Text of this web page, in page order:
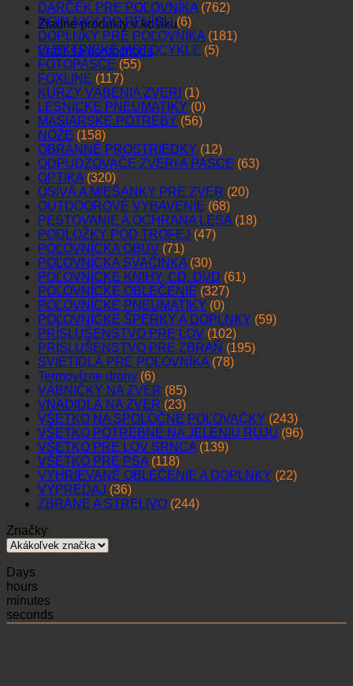
Žiadne produkty v košíku.
Vrátiť sa do obchodu
DARČEK PRE POĽOVNÍKA (762)
DOPLNKY DO REVÍRU (6)
DOPLNKY PRE POĽOVNÍKA (181)
ELEKTRICKÉ MOTOCYKLE (5)
FOTOPASCE (55)
FOXLINE (117)
KURZY VÁBENIA ZVERI (1)
LESNÍCKE PNEUMATIKY (0)
MÄSIARSKE POTREBY (56)
NOŽE (158)
OBRANNÉ PROSTRIEDKY (12)
ODPUDZOVAČE ZVERI A PASCE (63)
OPTIKA (320)
OSIVÁ A MIEŠANKY PRE ZVER (20)
OUTDOOROVÉ VYBAVENIE (68)
PESTOVANIE A OCHRANA LESA (18)
PODLOŽKY POD TROFEJ (47)
POĽOVNÍCKA OBUV (71)
POĽOVNÍCKA SVAČINKA (30)
POĽOVNÍCKE KNIHY, CD, DVD (61)
POĽOVNÍCKE OBLEČENIE (327)
POĽOVNÍCKE PNEUMATIKY (0)
POĽOVNÍCKE ŠPERKY A DOPLNKY (59)
PRÍSLUŠENSTVO PRE LOV (102)
PRÍSLUŠENSTVO PRE ZBRAŇ (195)
SVIETIDLÁ PRE POĽOVNÍKA (78)
Termovízne drony (6)
VÁBNIČKY NA ZVER (85)
VNADIDLÁ NA ZVER (23)
VŠETKO NA SPOLOČNÉ POĽOVAČKY (243)
VŠETKO POTREBNÉ NA JELENIU RUJU (96)
VŠETKO PRE LOV SRNCA (139)
VŠETKO PRE PSA (118)
VYHRIEVANÉ OBLEČENIE A DOPLNKY (22)
VÝPREDAJ (36)
ZBRANE A STRELIVO (244)
Značky
Days
hours
minutes
seconds